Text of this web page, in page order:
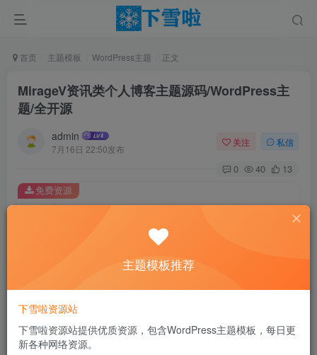
首页 主题模板 WordPress主题 正文
MirageV资讯类个人博客主题源码/WordPress主
题/全开源
admin
7月16日 22:50发布
关注 私信
0 40 13
此内容为免费资源，请登录后查看
免费资源
介绍
MirageV资讯类个人博客主题源码/WordPress主题/全开源
主题模板推荐
下雪啦资源站
下雪啦资源站提供优质资源，包含WordPress主题模板，每日更
新各种网络资源。